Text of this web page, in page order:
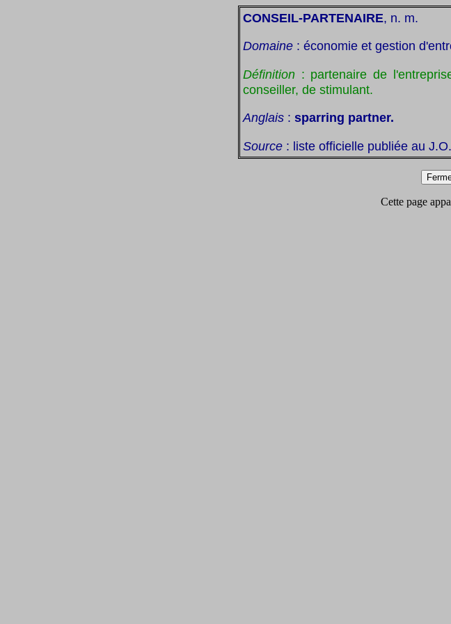
CONSEIL-PARTENAIRE, n. m.
Domaine : économie et gestion
Définition : partenaire de
conseiller, de stimulant.
Anglais : sparring partner.
Source : liste officielle publiée au
Cette page